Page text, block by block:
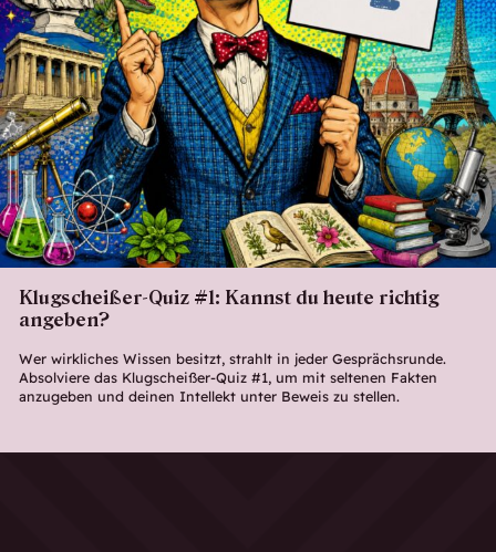
Klugscheißer-Quiz #1: Kannst du heute richtig
angeben?
Wer wirkliches Wissen besitzt, strahlt in jeder Gesprächsrunde.
Absolviere das Klugscheißer-Quiz #1, um mit seltenen Fakten
anzugeben und deinen Intellekt unter Beweis zu stellen.